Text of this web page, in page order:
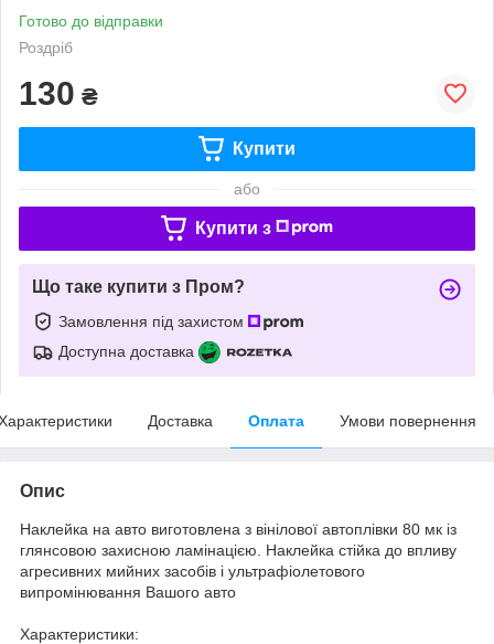
Готово до відправки
Роздріб
130 ₴
Купити
або
Купити з
Що таке купити з Пром?
Замовлення під захистом
Доступна доставка
Доставка Оплата Умови повернення
Опис
Наклейка на авто виготовлена з вінілової автоплівки 80 мк із
глянсовою захисною ламінацією. Наклейка стійка до впливу
агресивних мийних засобів і ультрафіолетового
випромінювання Вашого авто
Характеристики: